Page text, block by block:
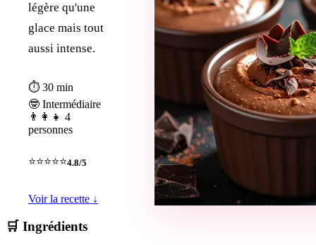
légère qu'une
glace mais tout
aussi intense.
⏱ 30 min
🤓 Intermédiaire
👨‍👩‍👧 4
personnes
⭐⭐⭐⭐⭐4.8/5
Voir la recette ↓
🛒 Ingrédients